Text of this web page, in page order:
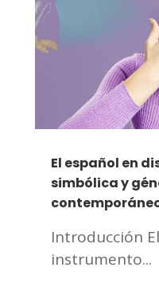
El español en
simbólica y
Introducción
instrumento...